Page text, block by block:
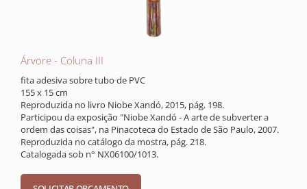
Árvore - Coluna III
fita adesiva sobre tubo de PVC
155 x 15 cm
Reproduzida no livro Niobe Xandó, 2015, pág. 198.
Participou da exposição "Niobe Xandó - A arte de subverter a
ordem das coisas", na Pinacoteca do Estado de São Paulo, 2007.
Reproduzida no catálogo da mostra, pág. 218.
Catalogada sob n° NX06100/1013.